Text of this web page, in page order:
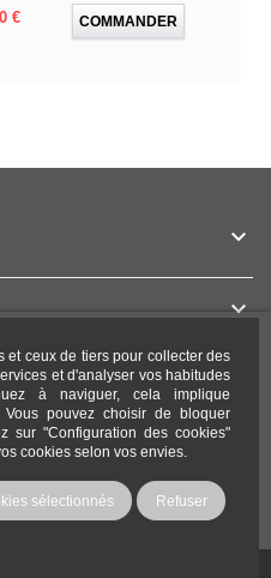
et ceux de tiers pour collecter des
et d'analyser vos habitudes
à naviguer, cela implique
Vous pouvez choisir de bloquer
sur "Configuration des cookies"
cookies selon vos envies.
sélectionnés Refuser
€ COMMANDER